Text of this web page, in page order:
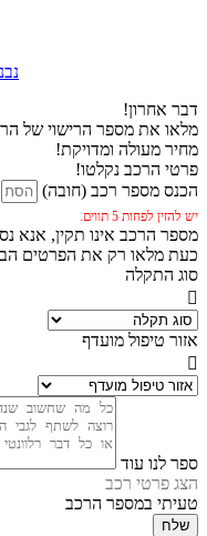
דבר אחרון!
מלאו את מספר הרישוי של
מחיר מעולה ומדויקת!
פרטי הרכב נקלטו!
הכנס מספר רכב (חובה)
יש להזין לפחות 5 תווים.
מספר הרכב אינו תקין, אנא
כעת מלאו רק את הפרטים
סוג התקלה
אזור טיפול מועדף
ספר לנו עוד
הצג פרטי רכב
טעיתי במספר הרכב
שלח